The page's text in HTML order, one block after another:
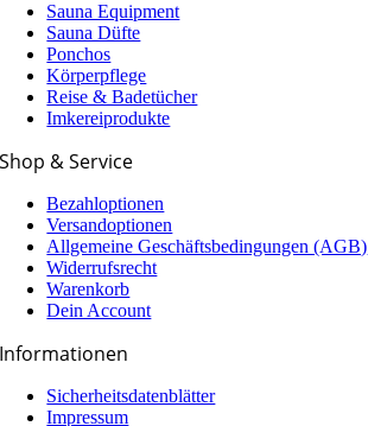
Sauna Equipment
Sauna Düfte
Ponchos
Körperpflege
Reise & Badetücher
Imkereiprodukte
Shop & Service
Bezahloptionen
Versandoptionen
Allgemeine Geschäfts­­­bedingungen (AGB)
Widerrufsrecht
Warenkorb
Dein Account
Informationen
Sicherheitsdatenblätter
Impressum